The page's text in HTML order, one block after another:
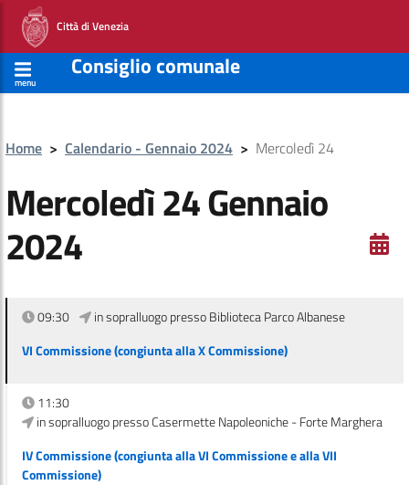
Città di Venezia
menu
Consiglio comunale
Home > Calendario - Gennaio 2024 > Mercoledì 24
Mercoledì 24 Gennaio
2024
09:30
in sopralluogo presso Biblioteca Parco Albanese
VI Commissione (congiunta alla X Commissione)
11:30
in sopralluogo presso Casermette Napoleoniche - Forte Marghera
IV Commissione (congiunta alla VI Commissione e alla VII
Commissione)